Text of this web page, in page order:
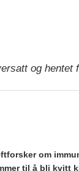
og hentet
om
til å bli kvitt